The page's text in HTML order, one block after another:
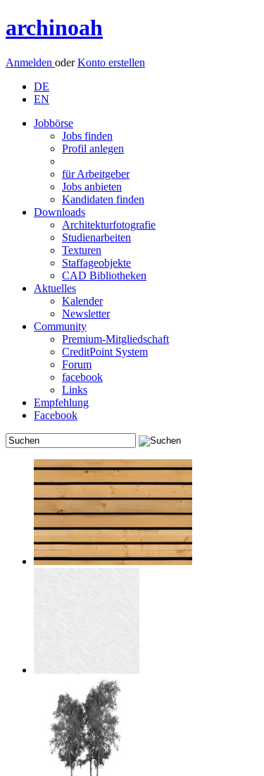
archinoah
Anmelden oderKonto erstellen
DE
EN
Jobbörse
Jobs finden
Profil anlegen
für Arbeitgeber
Jobs anbieten
Kandidaten finden
Downloads
Architekturfotografie
Studienarbeiten
Texturen
Staffageobjekte
CAD Bibliotheken
Aktuelles
Kalender
Newsletter
Community
Premium-Mitgliedschaft
CreditPoint System
Forum
facebook
Links
Empfehlung
Facebook